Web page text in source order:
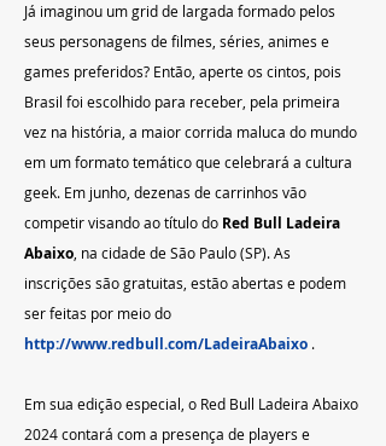
Já imaginou um grid de largada formado pelos
seus personagens de filmes, séries, animes e
games preferidos? Então, aperte os cintos, pois
Brasil foi escolhido para receber, pela primeira
vez na história, a maior corrida maluca do mundo
em um formato temático que celebrará a cultura
geek. Em junho, dezenas de carrinhos vão
competir visando ao título do Red Bull Ladeira
Abaixo , na cidade de São Paulo (SP). As
inscrições são gratuitas, estão abertas e podem
ser feitas por meio do
http://www.redbull.com/LadeiraAbaixo .
Em sua edição especial, o Red Bull Ladeira Abaixo
2024 contará com a presença de players e